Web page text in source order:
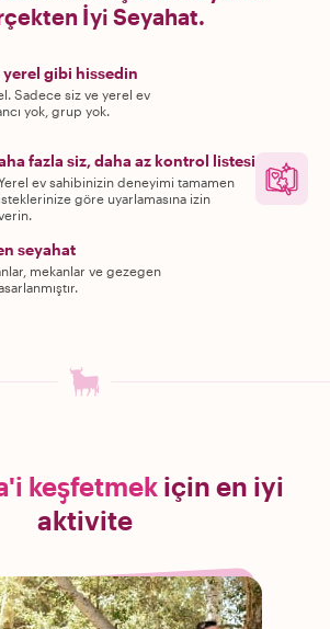
İyi Seyahat.
gibi hissedin
Sadece siz ve yerel ev
yok, grup yok.
fazla siz, daha az kontrol listesi
ev sahibinizin deneyimi tamamen
isteklerinize göre uyarlamasına izin
seyahat
mekanlar ve gezegen
keşfetmek için en iyi
aktivite